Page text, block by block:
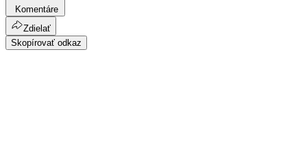
Komentáre
Zdielať
Skopírovať odkaz